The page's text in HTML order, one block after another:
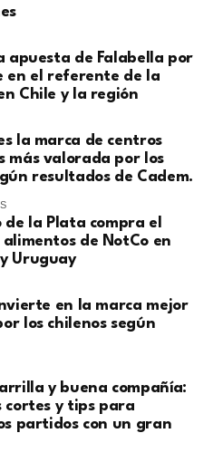
apuesta de Falabella por
en el referente de la
Chile y la región
la marca de centros
más valorada por los
resultados de Cadem.
de la Plata compra el
alimentos de NotCo en
Uruguay
en la marca mejor
los chilenos según
y buena compañía:
cortes y tips para
partidos con un gran